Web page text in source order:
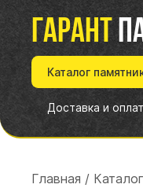
Гарант
Каталог
Доставка и
Главная / Каталог